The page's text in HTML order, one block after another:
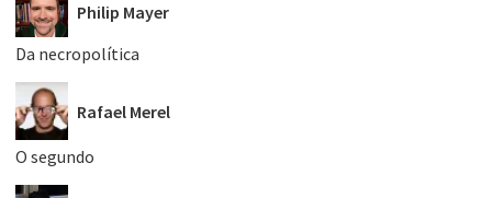
Philip Mayer
Da necropolítica
Rafael Merel
O segundo